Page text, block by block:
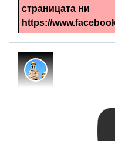
страницата ни
https://